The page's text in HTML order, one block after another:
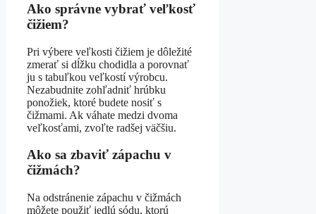
Ako správne vybrať veľkosť
čižiem?
Pri výbere veľkosti čižiem je dôležité
zmerať si dĺžku chodidla a porovnať
ju s tabuľkou veľkostí výrobcu.
Nezabudnite zohľadniť hrúbku
ponožiek, ktoré budete nosiť s
čižmami. Ak váhate medzi dvoma
veľkosťami, zvoľte radšej väčšiu.
Ako sa zbaviť zápachu v
čižmách?
Na odstránenie zápachu v čižmách
môžete použiť jedlú sódu, ktorú